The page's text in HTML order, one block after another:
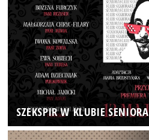
SZEKSPIR W KLUBIE SENIORA